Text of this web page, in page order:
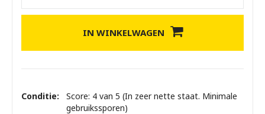
IN WINKELWAGEN
Conditie:
Score: 4 van 5 (In zeer nette staat. Minimale
gebruikssporen)